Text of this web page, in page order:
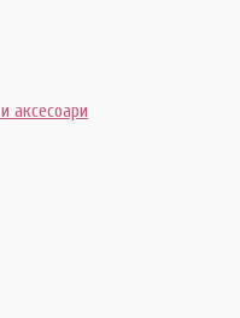
аксесоари